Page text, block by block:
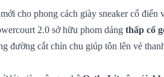
cho phong cách giày sneaker cổ điển
2.0 sở hữu phom dáng thấp cổ
đường cắt chỉn chu giúp tôn lên vẻ